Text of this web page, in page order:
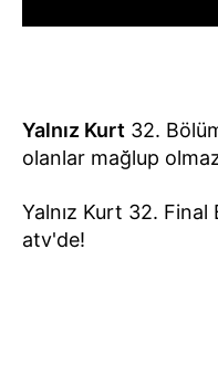
Yalnız Kurt 32.
olanlar mağlup
Yalnız Kurt 32.
atv'de!